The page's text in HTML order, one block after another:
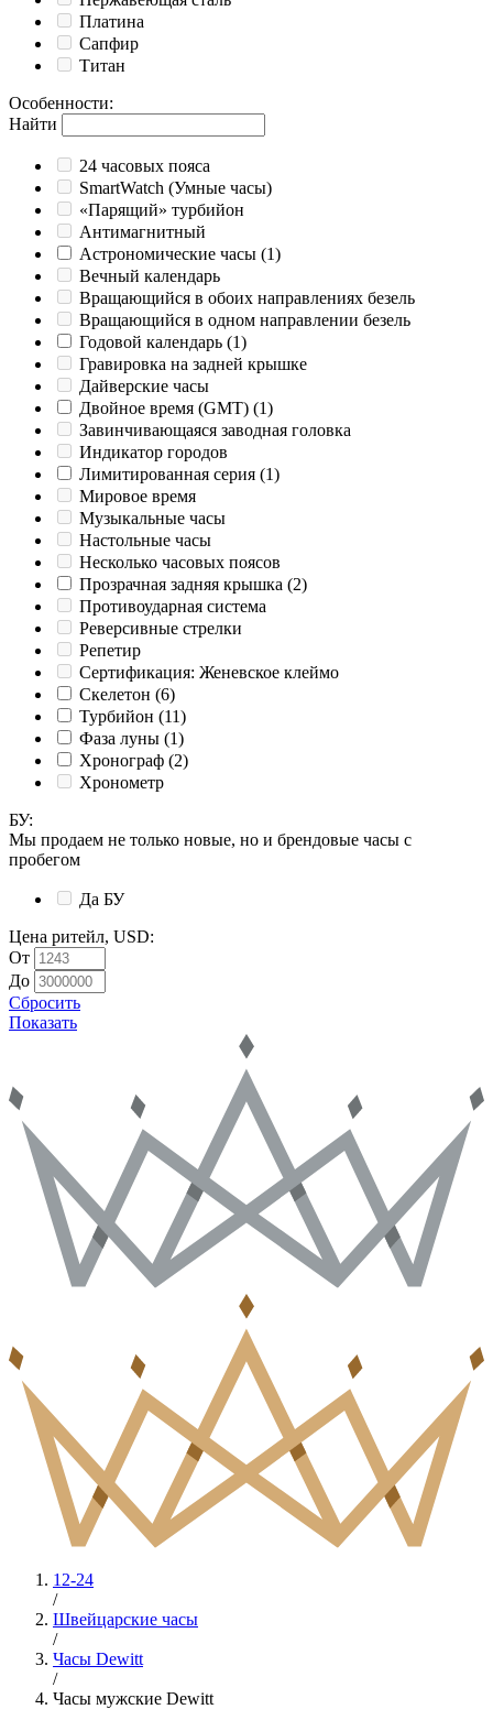
Платина
Сапфир
Титан
Особенности:
Найти
24 часовых пояса
SmartWatch (Умные часы)
«Парящий» турбийон
Антимагнитный
Астрономические часы (1)
Вечный календарь
Вращающийся в обоих направлениях безель
Вращающийся в одном направлении безель
Годовой календарь (1)
Гравировка на задней крышке
Дайверские часы
Двойное время (GMT) (1)
Завинчивающаяся заводная головка
Индикатор городов
Лимитированная серия (1)
Мировое время
Музыкальные часы
Настольные часы
Несколько часовых поясов
Прозрачная задняя крышка (2)
Противоударная система
Реверсивные стрелки
Репетир
Сертификация: Женевское клеймо
Скелетон (6)
Турбийон (11)
Фаза луны (1)
Хронограф (2)
Хронометр
БУ:
Мы продаем не только новые, но и брендовые часы с
пробегом
Да БУ
Цена ритейл, USD:
От
До
Сбросить
Показать
12-24
/
Швейцарские часы
/
Часы Dewitt
/
Часы мужские Dewitt